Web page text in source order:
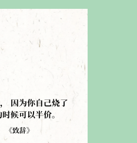
，
因为你自己烧了
时候可以半价。
《致辞》